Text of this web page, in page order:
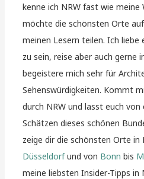
kenne ich NRW fast wie meine
möchte die schönsten Orte
meinen Lesern teilen. Ich
zu sein, reise aber auch gerne
begeistere mich sehr für
Sehenswürdigkeiten. Kommt
durch NRW und lasst euch
Schätzen dieses schönen
zeige dir die schönsten Orte in
Düsseldorfund von Bonn bis
meine liebsten Insider-Tipps in